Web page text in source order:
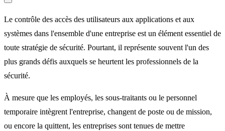
Le contrôle des accès des utilisateurs aux applications et aux
systèmes dans l'ensemble d'une entreprise est un élément essentiel de
toute stratégie de sécurité. Pourtant, il représente souvent l'un des
plus grands défis auxquels se heurtent les professionnels de la
sécurité.
À mesure que les employés, les sous-traitants ou le personnel
temporaire intègrent l'entreprise, changent de poste ou de mission,
ou encore la quittent, les entreprises sont tenues de mettre